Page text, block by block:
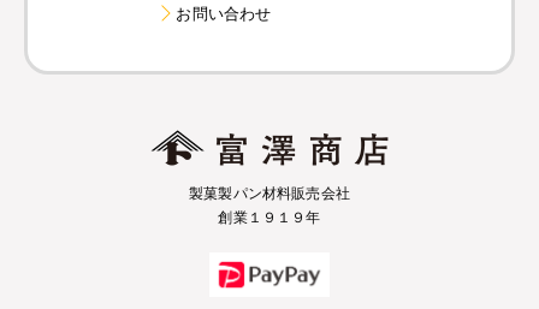
お問い合わせ
製菓製パン材料販売会社
創業１９１９年